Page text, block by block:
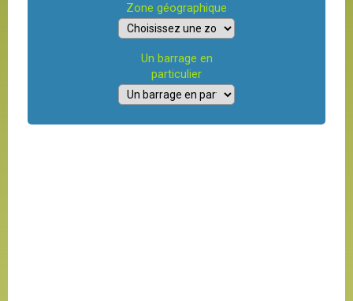
Zone géographique
Un barrage en
particulier